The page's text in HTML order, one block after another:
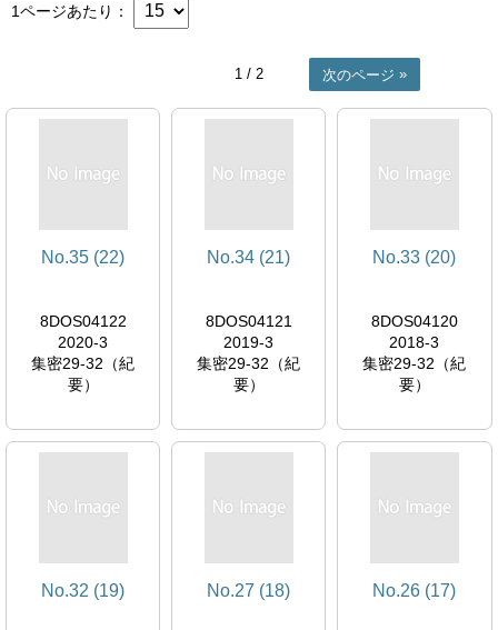
1ページあたり
1 / 2 次のページ
No.35 (22)
8DOS04122
2020-3
集密29-32（紀
要）
No.34 (21)
8DOS04121
2019-3
集密29-32（紀
要）
No.33 (20)
8DOS04120
2018-3
集密29-32（紀
要）
No.32 (19) No.27 (18) No.26 (17)